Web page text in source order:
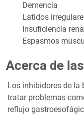
Demencia
Latidos
Insuficiencia
Espasmos
Acerca de
Los inhibidores de la
tratar problemas
reflujo